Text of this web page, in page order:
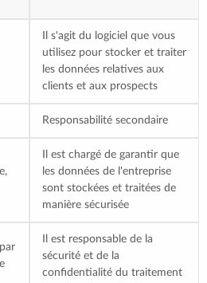
Il s'agit du logiciel que vous
utilisez pour stocker et traiter
les données relatives aux
clients et aux prospects
Responsabilité secondaire
Il est chargé de garantir que
les données de l'entreprise
sont stockées et traitées de
manière sécurisée
Il est responsable de la
sécurité et de la
confidentialité du traitement